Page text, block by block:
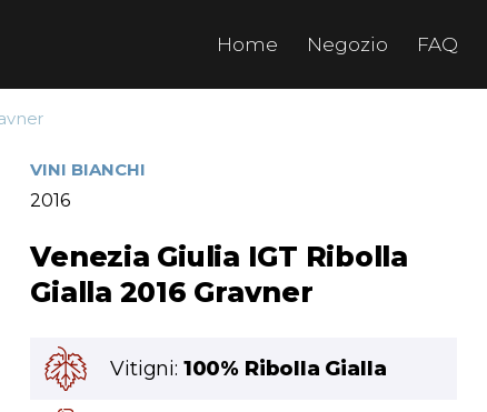
Home Negozio FAQ
VINI BIANCHI
2016
Venezia Giulia IGT Ribolla
Gialla 2016 Gravner
Vitigni: 100% Ribolla Gialla